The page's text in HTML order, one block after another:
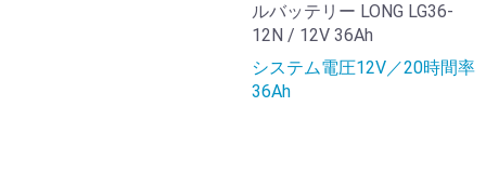
ルバッテリー LONG LG36-
12N / 12V 36Ah
システム電圧12V／20時間率
36Ah